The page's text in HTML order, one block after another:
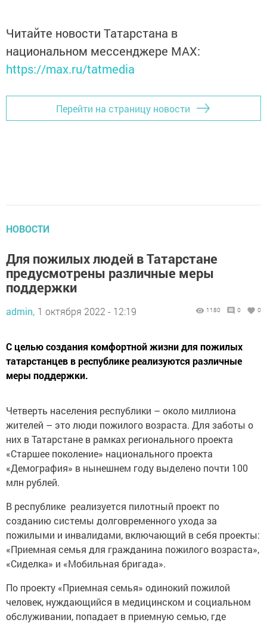
Читайте новости Татарстана в
национальном мессенджере MАХ:
https://max.ru/tatmedia
Перейти на страницу новости
НОВОСТИ
Для пожилых людей в Татарстане
предусмотрены различные меры
поддержки
admin, 1 октября 2022 - 12:19 1180 0 0
С целью создания комфортной жизни для пожилых
татарстанцев в республике реализуются различные
меры поддержки.
Четверть населения республики – около миллиона
жителей – это люди пожилого возраста. Для заботы о
них в Татарстане в рамках регионального проекта
«Старшее поколение» национального проекта
«Демография» в нынешнем году выделено почти 100
млн рублей.
В республике реализуется пилотный проект по
созданию системы долговременного ухода за
пожилыми и инвалидами, включающий в себя проекты:
«Приемная семья для гражданина пожилого возраста»,
«Сиделка» и «Мобильная бригада».
По проекту «Приемная семья» одинокий пожилой
человек, нуждающийся в медицинском и социальном
обслуживании, попадает в приемную семью, где